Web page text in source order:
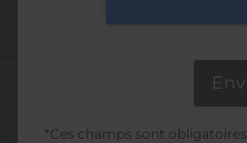
*Ces champs sont obligatoires